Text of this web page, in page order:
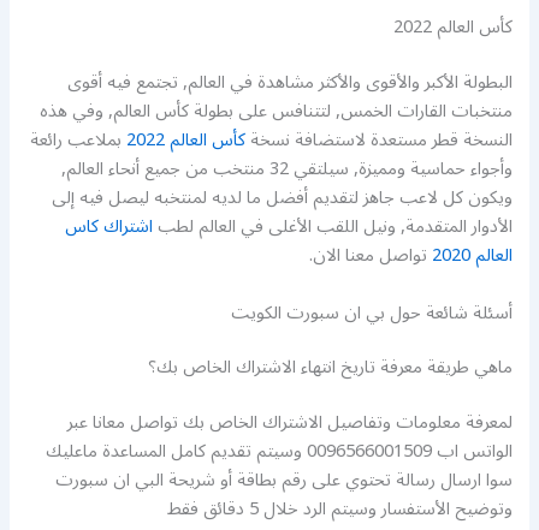
كأس العالم 2022
البطولة الأكبر والأقوى والأكثر مشاهدة في العالم, تجتمع فيه أقوى
منتخبات القارات الخمس, لتتنافس على بطولة كأس العالم, وفي هذه
النسخة قطر مستعدة لاستضافة نسخةكأس العالم 2022 بملاعب رائعة
وأجواء حماسية ومميزة, سيلتقي 32 منتخب من جميع أنحاء العالم,
ويكون كل لاعب جاهز لتقديم أفضل ما لديه لمنتخبه ليصل فيه إلى
الأدوار المتقدمة, ونيل اللقب الأغلى في العالم لطباشتراك كاس
العالم 2020
تواصل معنا الان.
أسئلة شائعة حول بي ان سبورت الكويت
ماهي طريقة معرفة تاريخ انتهاء الاشتراك الخاص بك؟
لمعرفة معلومات وتفاصيل الاشتراك الخاص بك تواصل معانا عبر
الواتس اب 0096566001509 وسيتم تقديم كامل المساعدة ماعليك
سوا ارسال رسالة تحتوي على رقم بطاقة أو شريحة البي ان سبورت
وتوضيح الأستفسار وسيتم الرد خلال 5 دقائق فقط